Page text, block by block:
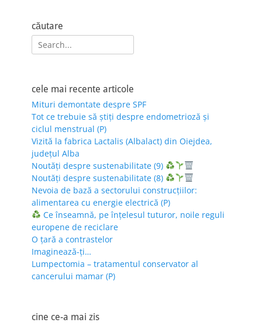
căutare
Search
for:
cele mai recente articole
Mituri demontate despre SPF
Tot ce trebuie să știți despre endometrioză și
ciclul menstrual (P)
Vizită la fabrica Lactalis (Albalact) din Oiejdea,
județul Alba
Noutăți despre sustenabilitate (9)
Noutăți despre sustenabilitate (8)
Nevoia de bază a sectorului construcțiilor:
alimentarea cu energie electrică (P)
Ce înseamnă, pe înțelesul tuturor, noile reguli
europene de reciclare
O țară a contrastelor
Imaginează-ți…
Lumpectomia – tratamentul conservator al
cancerului mamar (P)
cine ce-a mai zis